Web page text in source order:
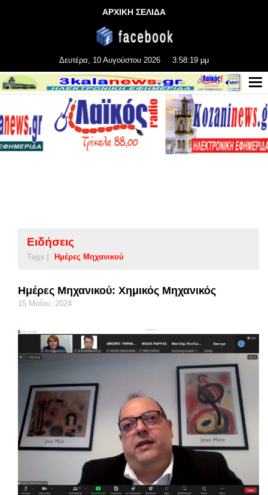
ΑΡΧΙΚΗ ΣΕΛΙΔΑ
Δευτέρα, 10 Αυγούστου 2026 3:58:20 μμ
Ειδήσεις
Tags | Ημέρες Μηχανικού
Ημέρες Μηχανικού: Χημικός Μηχανικός
15 Μαΐου, 2024